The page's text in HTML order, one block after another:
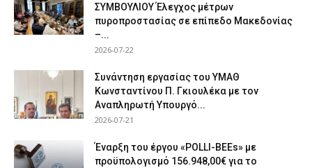
ΣΥΜΒΟΥΛΙΟΥ Έλεγχος μέτρων
πυροπροστασίας σε επίπεδο Μακεδονίας
–...
2026-07-22
Συνάντηση εργασίας του ΥΜΑΘ
Κωνσταντίνου Π. Γκιουλέκα με τον
Αναπληρωτή Υπουργό...
2026-07-21
Έναρξη του έργου «POLLI-BEEs» με
προϋπολογισμό 156.948,00€ για το